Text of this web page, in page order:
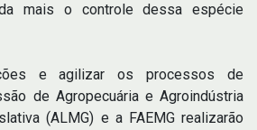
mais o controle dessa espécie
e agilizar os processos de
de Agropecuária e Agroindústria
(ALMG) e a FAEMG realizarão